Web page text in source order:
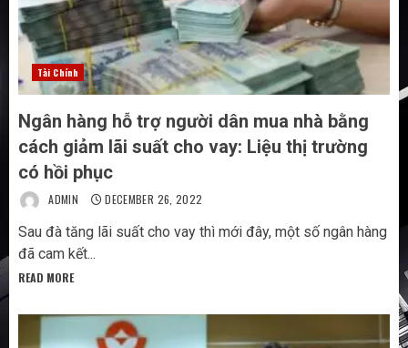
Tài Chính
Ngân hàng hỗ trợ người dân mua nhà bằng
cách giảm lãi suất cho vay: Liệu thị trường
có hồi phục
ADMIN DECEMBER 26, 2022
Sau đà tăng lãi suất cho vay thì mới đây, một số ngân hàng
đã cam kết...
READ MORE